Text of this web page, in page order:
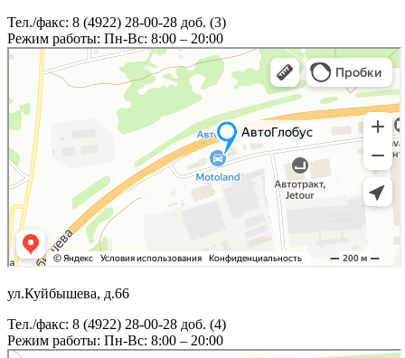
Тел./факс: 8 (4922) 28-00-28 доб. (3)
Режим работы: Пн-Вс: 8:00 – 20:00
ул.Куйбышева, д.66
Тел./факс: 8 (4922) 28-00-28 доб. (4)
Режим работы: Пн-Вс: 8:00 – 20:00